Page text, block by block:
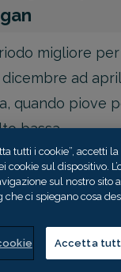
migliore
ad
quando piove
bassa.
soprattutto
tutti i cookie”, accetti la
cookie sul dispositivo.
sul nostro sito
che ci spiegano cosa
Accetta